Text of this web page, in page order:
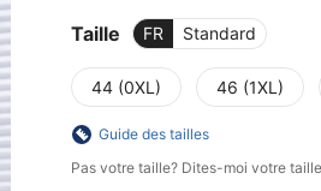
Taille FR Standard
44 (0XL) 46 (1XL)
Guide des tailles
Pas votre taille? Dites-moi votre taille